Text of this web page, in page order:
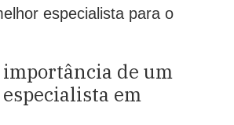
especialista para o
importância de um
em